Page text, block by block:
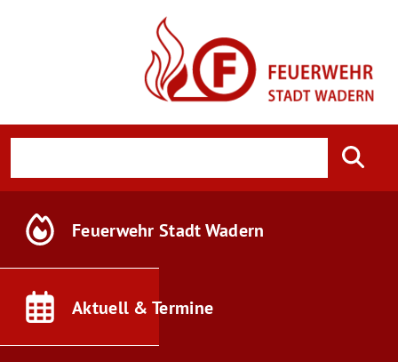
Feuerwehr Stadt Wadern
Aktuell & Termine